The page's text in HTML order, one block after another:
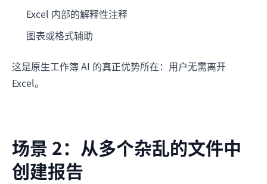
Excel 内部的解释性注释
图表或格式辅助
这是原生工作簿 AI 的真正优势所在：用户无需离开
Excel。
场景 2：从多个杂乱的文件中
创建报告